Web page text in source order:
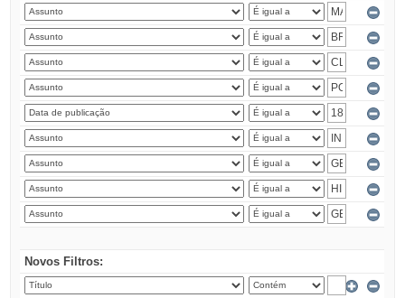
Novos Filtros: